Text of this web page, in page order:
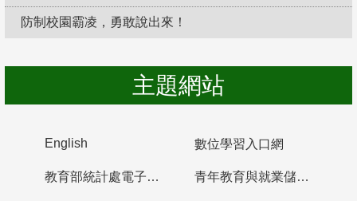
防制校園霸凌，勇敢說出來！
主題網站
English 數位學習入口網
教育部統計處電子書櫃 青年教育與就業儲蓄帳戶